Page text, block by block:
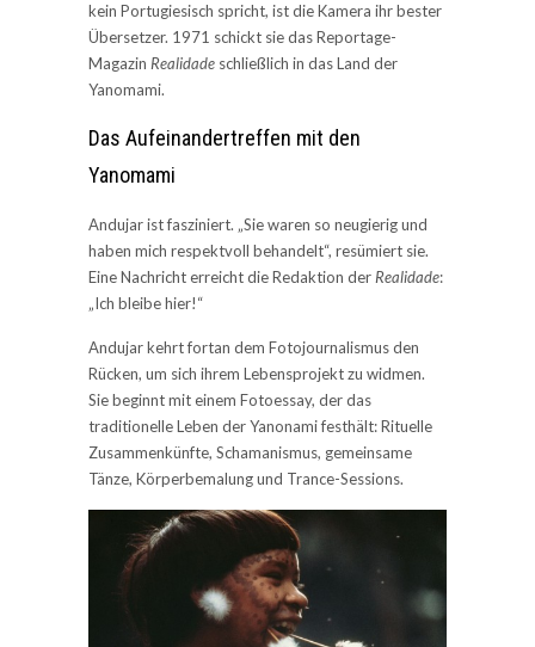
kein Portugiesisch spricht, ist die Kamera ihr bester
Übersetzer. 1971 schickt sie das Reportage-
Magazin Realidade schließlich in das Land der
Yanomami.
Das Aufeinandertreffen mit den
Yanomami
Andujar ist fasziniert. „Sie waren so neugierig und
haben mich respektvoll behandelt“, resümiert sie.
Eine Nachricht erreicht die Redaktion der Realidade:
„Ich bleibe hier!“
Andujar kehrt fortan dem Fotojournalismus den
Rücken, um sich ihrem Lebensprojekt zu widmen.
Sie beginnt mit einem Fotoessay, der das
traditionelle Leben der Yanonami festhält: Rituelle
Zusammenkünfte, Schamanismus, gemeinsame
Tänze, Körperbemalung und Trance-Sessions.